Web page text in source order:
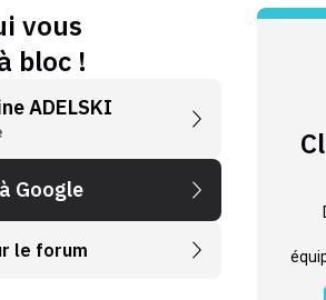
vous
bloc !
ADELSKI
Google
le forum